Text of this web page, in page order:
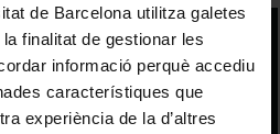
de Barcelona utilitza galetes
finalitat de gestionar les
informació perquè accediu
característiques que
experiència de la d’altres